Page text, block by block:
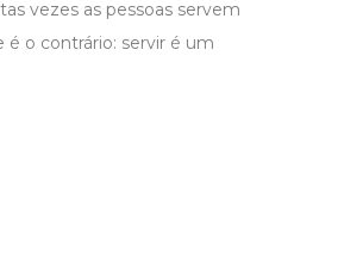
vezes as pessoas servem
é o contrário: servir é um